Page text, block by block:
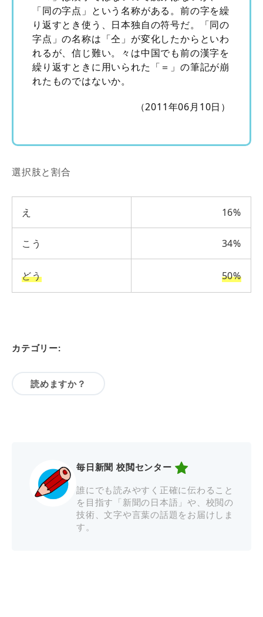
「同の字点」という名称がある。前の字を繰
り返すとき使う、日本独自の符号だ。「同の
字点」の名称は「仝」が変化したからといわ
れるが、信じ難い。々は中国でも前の漢字を
繰り返すときに用いられた「＝」の筆記が崩
れたものではないか。
（2011年06月10日）
選択肢と割合
え 16%
こう 34%
どう 50%
カテゴリー:
読めますか？
毎日新聞 校閲センター
誰にでも読みやすく正確に伝わること
を目指す「新聞の日本語」や、校閲の
技術、文字や言葉の話題をお届けしま
す。